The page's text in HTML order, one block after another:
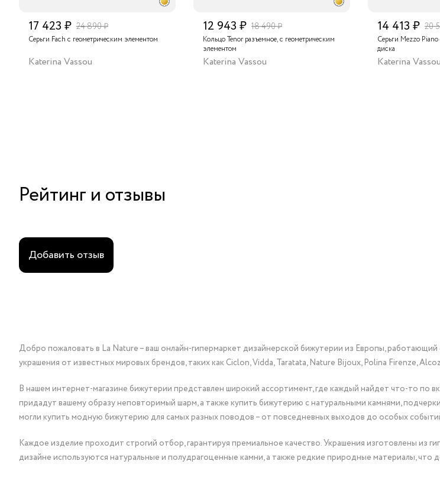
17 423 ₽ 24 890 ₽
Серьги Fach с геометрическим элементом
Katerina Vassou
12 943 ₽ 18 490 ₽
Кольцо Tenor разъемное, с геометрическим
элементом
Katerina Vassou
14 413 ₽ 20
Серьги Mezzo
диска
Katerina Vassou
Рейтинг и отзывы
Добавить отзыв
Добро пожаловать в La Nature – ваш онлайн-гипермаркет дизайнерской бижутерии из Европы,
украшения от известных мировых брендов, таких как Ciclon, Vidda, Taratata, Nature Bijoux, Polina Firenze,
В нашем интернет-магазине бижутерии представлен широкий ассортимент, где каждый найдет что-то по
придадут вашему образу неповторимый шарм, а также купить бижутерию с натуральными камнями,
могли купить модную бижутерию для самых разных поводов – от повседневных выходов до особых
Каждое изделие проходит строгий отбор, гарантируя премиальное качество. Украшения изготовлены из
дизайне используются натуральные и полудрагоценные камни, а также редкие природные материалы, что